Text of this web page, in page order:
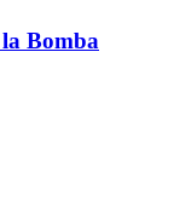
Bomba